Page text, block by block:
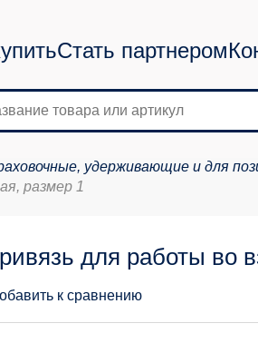
Стать партнером
удерживающие и для
размер 1
для работы во
к сравнению